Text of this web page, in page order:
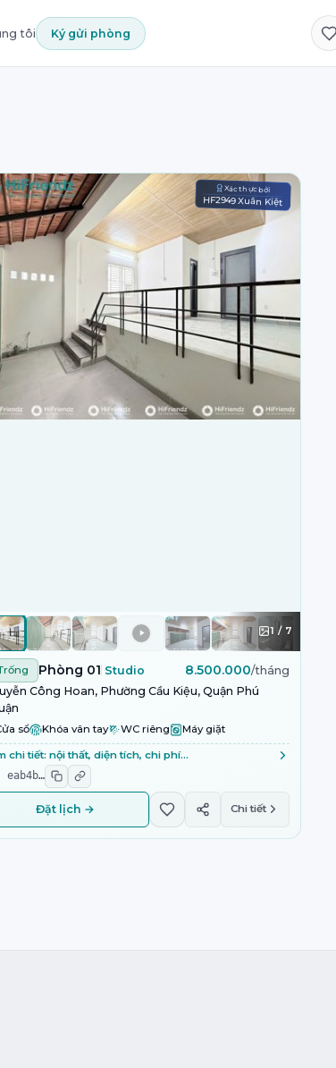
tôi Ký gửi phòng
Xác thực bởi
HF2949 Xuân Kiệt
1 / 7
Phòng 01 Studio 8.500.000/tháng
Công Hoan, Phường Cầu Kiệu, Quận Phú
sổ Khóa vân tay WC riêng Máy giặt
chi tiết: nội thất, diện tích, chi phí…
eab4b…
Đặt lịch → Chi tiết